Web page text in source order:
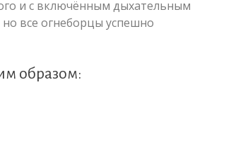
и с включённым дыхательным
все огнеборцы успешно
образом: